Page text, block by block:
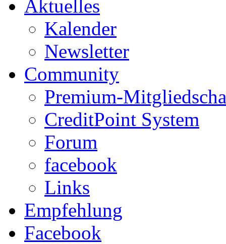
Aktuelles
Kalender
Newsletter
Community
Premium-
CreditPoint System
Forum
facebook
Links
Empfehlung
Facebook